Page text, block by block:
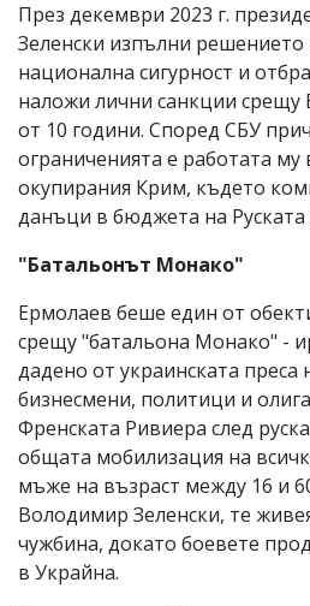
През декември 2023 г.
Зеленски изпълни решението
национална сигурност и
наложи лични санкции срещу
от 10 години. Според СБУ
ограниченията е работата му
окупирания Крим, където
данъци в бюджета на Руската
"Батальонът Монако"
Ермолаев беше един от
срещу "батальона Монако" -
дадено от украинската преса
бизнесмени, политици и
Френската Ривиера след
общата мобилизация на
мъже на възраст между 16 и
Володимир Зеленски, те
чужбина, докато боевете
в Украйна.